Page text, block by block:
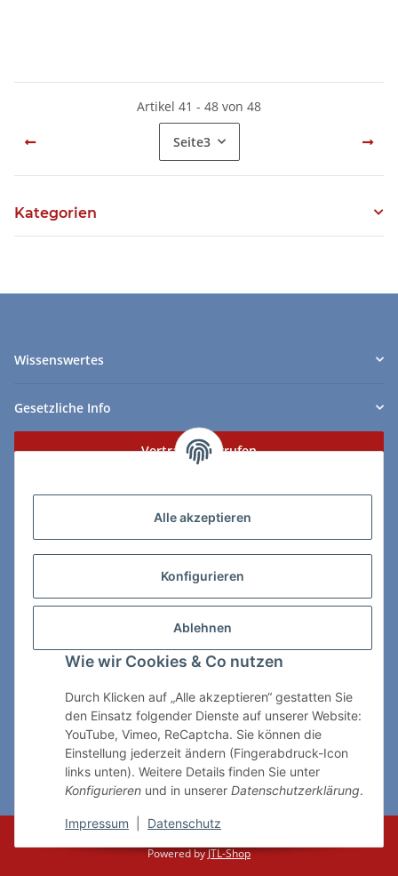
Alle akzeptieren
Konfigurieren
Ablehnen
Wie wir Cookies & Co nutzen
Durch Klicken auf „Alle akzeptieren“ gestatten Sie
den Einsatz folgender Dienste auf unserer Website:
YouTube, Vimeo, ReCaptcha. Sie können die
Einstellung jederzeit ändern (Fingerabdruck-Icon
links unten). Weitere Details finden Sie unter
Konfigurieren und in unserer Datenschutzerklärung.
Impressum Datenschutz
Artikel 41 - 48 von 48
Seite3
Kategorien
Wissenswertes
Gesetzliche Info
Vertrag widerrufen
ChessWare Schachversand
89264 Weissenhorn
Telefon: 0 7309 / 7999
shop@chessware.de
* Alle Preise inkl. gesetzlicher USt., zzgl.Versand
Powered byJTL-Shop